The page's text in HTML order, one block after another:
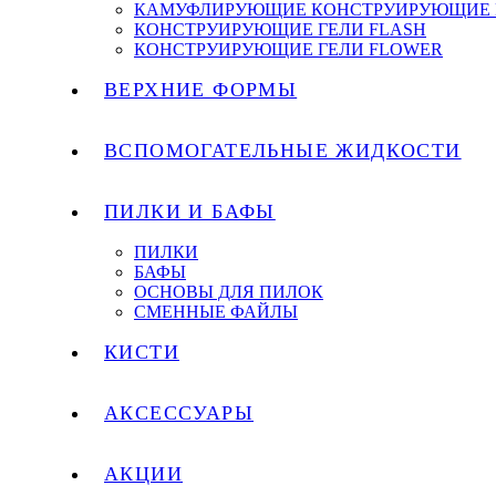
КАМУФЛИРУЮЩИЕ КОНСТРУИРУЮЩИЕ
КОНСТРУИРУЮЩИЕ ГЕЛИ FLASH
КОНСТРУИРУЮЩИЕ ГЕЛИ FLOWER
ВЕРХНИЕ ФОРМЫ
ВСПОМОГАТЕЛЬНЫЕ ЖИДКОСТИ
ПИЛКИ И БАФЫ
ПИЛКИ
БАФЫ
ОСНОВЫ ДЛЯ ПИЛОК
СМЕННЫЕ ФАЙЛЫ
КИСТИ
АКСЕССУАРЫ
АКЦИИ